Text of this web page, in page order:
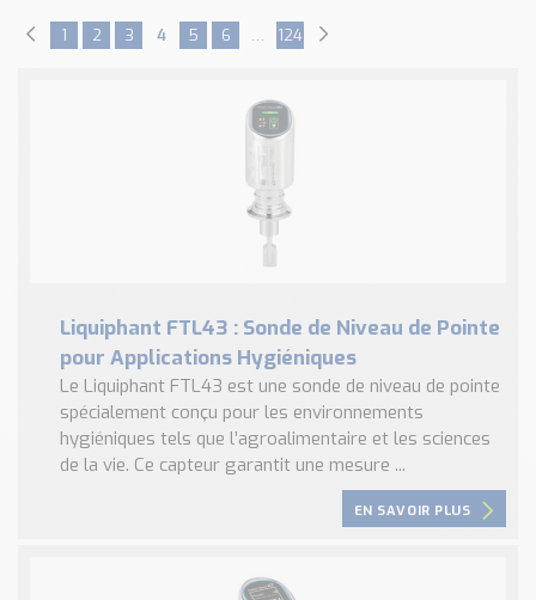
1 2 3 4 5 6 … 124
Liquiphant FTL43 : Sonde de Niveau de Pointe
pour Applications Hygiéniques
Le Liquiphant FTL43 est une sonde de niveau de pointe
spécialement conçu pour les environnements
hygiéniques tels que l’agroalimentaire et les sciences
de la vie. Ce capteur garantit une mesure ...
EN SAVOIR PLUS